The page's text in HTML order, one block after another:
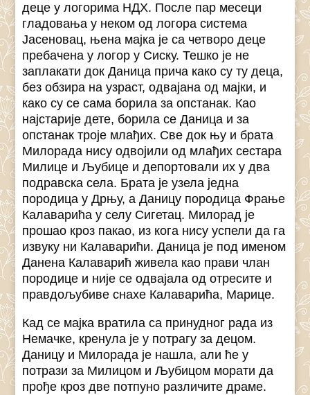
деце у логорима НДХ. После пар месеци
гладовања у неком од логора система
Јасеновац, њена мајка је са четворо деце
пребачена у логор у Сиску. Тешко је не
заплакати док Даница прича како су ту деца,
без обзира на узраст, одвајана од мајки, и
како су се сама борила за опстанак. Као
најстарије дете, борила се Даница и за
опстанак троје млађих. Све док њу и брата
Милорада нису одвојили од млађих сестара
Милице и Љубице и депортовали их у два
подравска села. Брата је узела једна
породица у Дрњу, а Даницу породица Фрање
Калаварића у селу Сигетац. Милорад је
прошао кроз пакао, из кога нису успели да га
извуку ни Калаварићи. Даница је под именом
Данена Калаварић живела као прави члан
породице и није се одвајала од отресите и
правдољубиве снахе Калаварића, Марице.
Кад се мајка вратила са принудног рада из
Немачке, кренула је у потрагу за децом.
Даницу и Милорада је нашла, али ће у
потрази за Милицом и Љубицом морати да
прође кроз две потпуно различите драме.